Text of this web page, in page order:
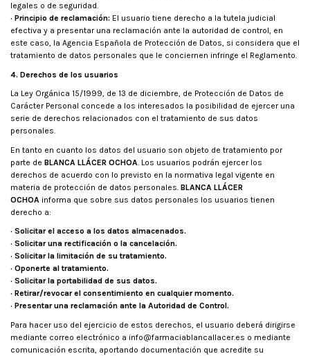
legales o de seguridad.
· Principio de reclamación: El usuario tiene derecho a la tutela judicial
efectiva y a presentar una reclamación ante la autoridad de control, en
este caso, la Agencia Española de Protección de Datos, si considera que el
tratamiento de datos personales que le conciernen infringe el Reglamento.
4. Derechos de los usuarios
La Ley Orgánica 15/1999, de 13 de diciembre, de Protección de Datos de
Carácter Personal concede a los interesados la posibilidad de ejercer una
serie de derechos relacionados con el tratamiento de sus datos
personales.
En tanto en cuanto los datos del usuario son objeto de tratamiento por
parte de BLANCA LLÁCER OCHOA. Los usuarios podrán ejercer los
derechos de acuerdo con lo previsto en la normativa legal vigente en
materia de protección de datos personales. BLANCA LLÁCER
OCHOA informa que sobre sus datos personales los usuarios tienen
derecho a:
· Solicitar el acceso a los datos almacenados.
· Solicitar una rectificación o la cancelación.
· Solicitar la limitación de su tratamiento.
· Oponerte al tratamiento.
· Solicitar la portabilidad de sus datos.
· Retirar/revocar el consentimiento en cualquier momento.
· Presentar una reclamación ante la Autoridad de Control.
Para hacer uso del ejercicio de estos derechos, el usuario deberá dirigirse
mediante correo electrónico a info@farmaciablancallacer.es o mediante
comunicación escrita, aportando documentación que acredite su